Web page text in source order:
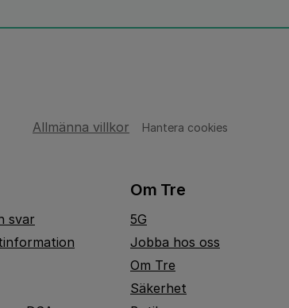
Allmänna villkor Hantera cookies
svar
Om Tre
5G
Jobba hos oss
Om Tre
Säkerhet